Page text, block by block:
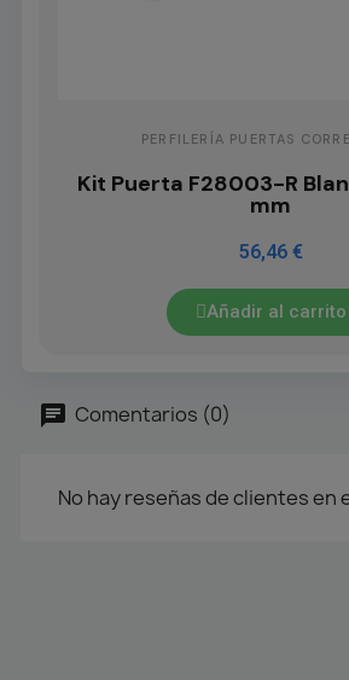
PERFILERÍA PUERTAS
Kit Puerta F28003-R
mm
56,46 €
Añadir al carrito
Comentarios (0)
No hay reseñas de clientes en